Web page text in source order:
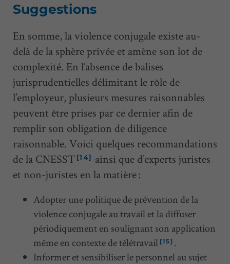
Suggestions
En somme, la violence conjugale existe au-
delà de la sphère privée et amène son lot de
complexité. En l’absence de balises
jurisprudentielles délimitant le rôle de
l’employeur, plusieurs mesures raisonnables
peuvent être prises par ce dernier afin de
remplir son obligation de diligence
raisonnable. Voici quelques recommandations
de la CNESST [14]
ainsi que d’experts juristes
et non-juristes en la matière :
Adopter une politique de prévention de la
violence conjugale au travail et la diffuser
périodiquement en soulignant son application
même en contexte de télétravail [15] .
Informer et sensibiliser le personnel au sujet